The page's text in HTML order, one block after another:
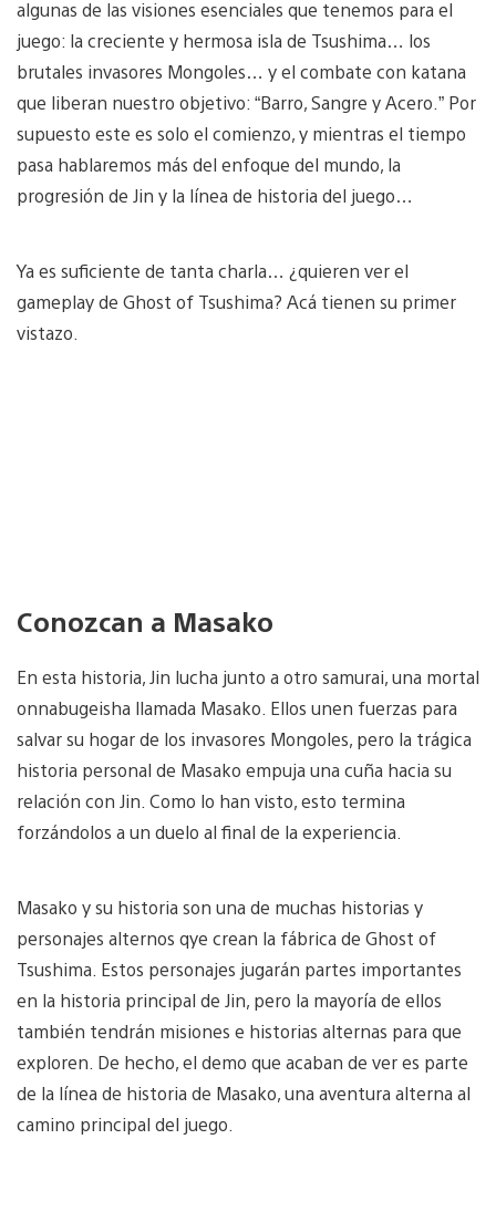
algunas de las visiones esenciales que tenemos para el
juego: la creciente y hermosa isla de Tsushima… los
brutales invasores Mongoles… y el combate con katana
que liberan nuestro objetivo: “Barro, Sangre y Acero.” Por
supuesto este es solo el comienzo, y mientras el tiempo
pasa hablaremos más del enfoque del mundo, la
progresión de Jin y la línea de historia del juego…
Ya es suficiente de tanta charla… ¿quieren ver el
gameplay de Ghost of Tsushima? Acá tienen su primer
vistazo.
Conozcan a Masako
En esta historia, Jin lucha junto a otro samurai, una mortal
onnabugeisha llamada Masako. Ellos unen fuerzas para
salvar su hogar de los invasores Mongoles, pero la trágica
historia personal de Masako empuja una cuña hacia su
relación con Jin. Como lo han visto, esto termina
forzándolos a un duelo al final de la experiencia.
Masako y su historia son una de muchas historias y
personajes alternos qye crean la fábrica de Ghost of
Tsushima. Estos personajes jugarán partes importantes
en la historia principal de Jin, pero la mayoría de ellos
también tendrán misiones e historias alternas para que
exploren. De hecho, el demo que acaban de ver es parte
de la línea de historia de Masako, una aventura alterna al
camino principal del juego.